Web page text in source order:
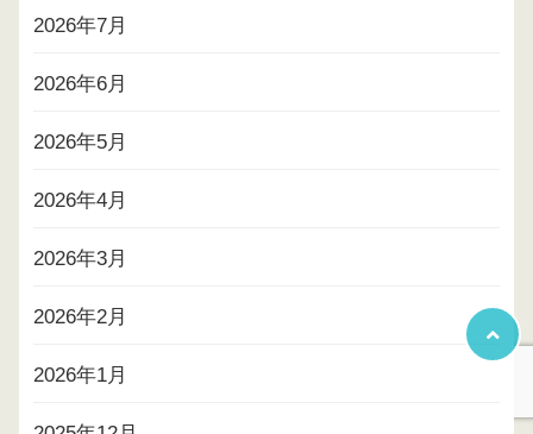
2026年7月
2026年6月
2026年5月
2026年4月
2026年3月
2026年2月
2026年1月